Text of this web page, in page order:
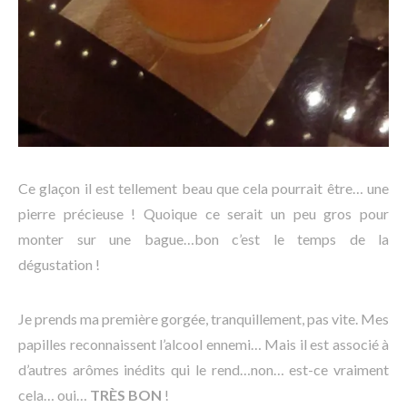
Ce glaçon il est tellement beau que cela pourrait être… une
pierre précieuse ! Quoique ce serait un peu gros pour
monter sur une bague…bon c’est le temps de la
dégustation !
Je prends ma première gorgée, tranquillement, pas vite. Mes
papilles reconnaissent l’alcool ennemi… Mais il est associé à
d’autres arômes inédits qui le rend…non… est-ce vraiment
cela… oui… TRÈS BON !